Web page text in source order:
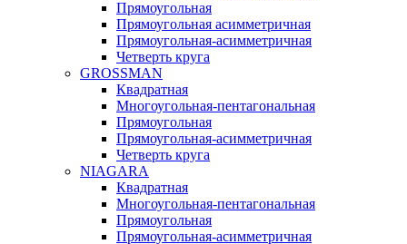
Прямоугольная
Прямоугольная асимметричная
Прямоугольная-асимметричная
Четверть круга
GROSSMAN
Квадратная
Многоугольная-пентагональная
Прямоугольная
Прямоугольная-асимметричная
Четверть круга
NIAGARA
Квадратная
Многоугольная-пентагональная
Прямоугольная
Прямоугольная-асимметричная